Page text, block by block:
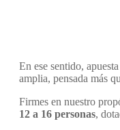
En ese sentido,
amplia, pensada más
Firmes en nuestro
12 a 16 personas,